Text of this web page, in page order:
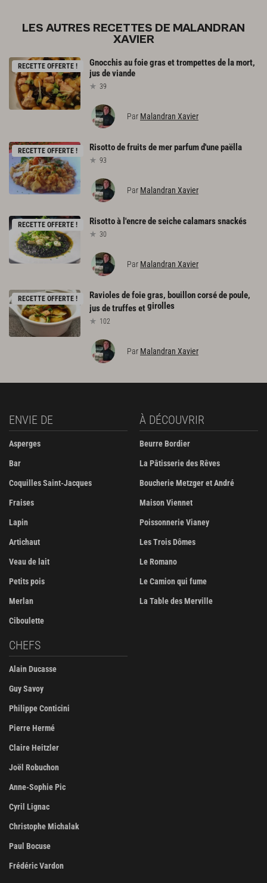
LES AUTRES RECETTES DE MALANDRAN
XAVIER
RECETTE OFFERTE ! Gnocchisaufoiegrasettrompettesde lamort,
jusdeviande
39
Par Malandran Xavier
RECETTE OFFERTE ! Risottodefruitsdemerparfumd'unepaëlla
93
Par Malandran Xavier
RECETTE OFFERTE ! Risottoà l'encredeseichecalamarssnackés
30
Par Malandran Xavier
RECETTE OFFERTE !
Ravioles de foie gras, bouillon corsé de poule,
jus de truffes etgirolles
102
Par Malandran Xavier
ENVIE DE
Asperges
Bar
Coquilles Saint-Jacques
Fraises
Lapin
Artichaut
Veau de lait
Petits pois
Merlan
Ciboulette
À DÉCOUVRIR
Beurre Bordier
La Pâtisserie des Rêves
Boucherie Metzger et André
Maison Viennet
Poissonnerie Vianey
Les Trois Dômes
Le Romano
Le Camion qui fume
La Table des Merville
CHEFS
Alain Ducasse
Guy Savoy
Philippe Conticini
Pierre Hermé
Claire Heitzler
Joël Robuchon
Anne-Sophie Pic
Cyril Lignac
Christophe Michalak
Paul Bocuse
Frédéric Vardon